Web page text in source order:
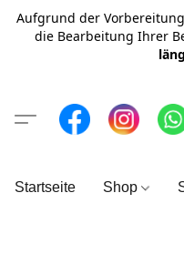
Aufgrund der
die Bearbeitung Ihrer
Startseite Shop